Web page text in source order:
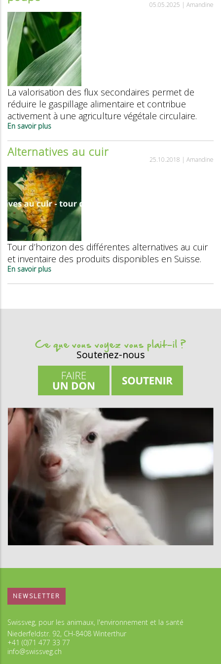
prix
des
alternatives
à
la
viande
05.05.2025 | Amandine
La valorisation des flux secondaires permet de
réduire le gaspillage alimentaire et contribue
activement à une agriculture végétale circulaire.
En savoir plus
sauf
des
la
valorisation
des
flux
secondaires
a
le
vent
en
poupe
Alternatives au cuir
25.10.2018 | Amandine
Tour d’horizon des différentes alternatives au cuir
et inventaire des produits disponibles en Suisse.
En savoir plus
au
Ce que vous voyez vous plait-il ?
Soutenez-nous
NEWSLETTER
Swissveg, pour les animaux, l'environnement et la santé
Niederfeldstr. 92, CH-8408 Winterthur
+41 (0)71 477 33 77
info@swissveg.ch